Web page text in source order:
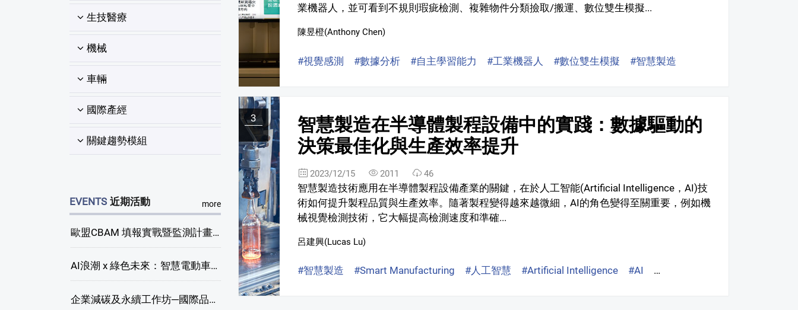
生技醫療
機械
車輛
國際產經
關鍵趨勢模組
EVENTS 近期活動 more
歐盟CBAM 填報實戰暨監測計畫說明會(臺中場)
AI浪潮 x 綠色未來：智慧電動車新商機研討會
企業減碳及永續工作坊─國際品牌綠色供應鏈永續管理與實務演練(臺中場)
業機器人，並可看到不規則瑕疵檢測、複雜物件分類撿取/搬運、數位雙生模擬...
陳昱橙(Anthony Chen)
#視覺感測 #數據分析 #自主學習能力 #工業機器人 #數位雙生模擬 #智慧製造
3
智慧製造在半導體製程設備中的實踐：數據驅動的
決策最佳化與生產效率提升
2023/12/15 2011 46
智慧製造技術應用在半導體製程設備產業的關鍵，在於人工智能(Artificial Intelligence，AI)技
術如何提升製程品質與生產效率。隨著製程變得越來越微細，AI的角色變得至關重要，例如機
械視覺檢測技術，它大幅提高檢測速度和準確...
呂建興(Lucas Lu)
#智慧製造 #Smart Manufacturing #人工智慧 #Artificial Intelligence #AI #數據分析